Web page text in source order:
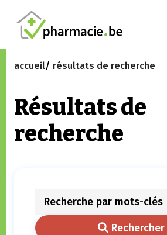
accueil résultats de recherche
Résultats de
recherche
Rechercher